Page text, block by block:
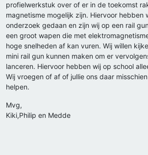
profielwerkstuk over of er in de toekomst
magnetisme mogelijk zijn. Hiervoor hebben
onderzoek gedaan en zijn wij op een rail
een groot wapen die met
hoge snelheden af kan vuren. Wij willen
mini rail gun kunnen maken om er
lanceren. Hiervoor hebben wij op school
Wij vroegen of af of jullie ons daar
helpen.
Mvg,
Kiki,Philip en Medde